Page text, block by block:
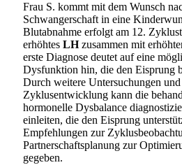
Frau S. kommt mit dem Wunsch
Schwangerschaft in eine
Blutabnahme erfolgt am 12.
erhöhtes LHzusammen mit
erste Diagnose deutet auf eine
Dysfunktion hin, die den Eisprung
Durch weitere Untersuchungen
Zyklusentwicklung kann die
hormonelle Dysbalance
einleiten, die den Eisprung
Empfehlungen zur
Partnerschaftsplanung zur
gegeben.